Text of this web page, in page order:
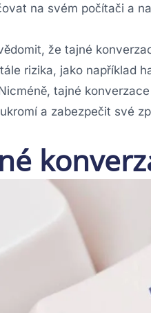
na svém počítači a
že tajné
rizika, jako například
tajné
a zabezpečit své